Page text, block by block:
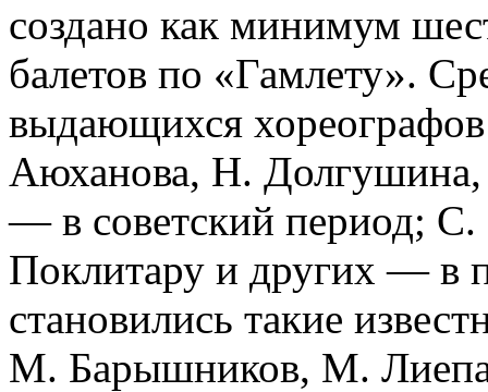
создано как минимум
балетов по «Гамлету».
выдающихся
Аюханова, Н.
— в советский период;
Поклитару и других — в
становились такие
М. Барышников, М.